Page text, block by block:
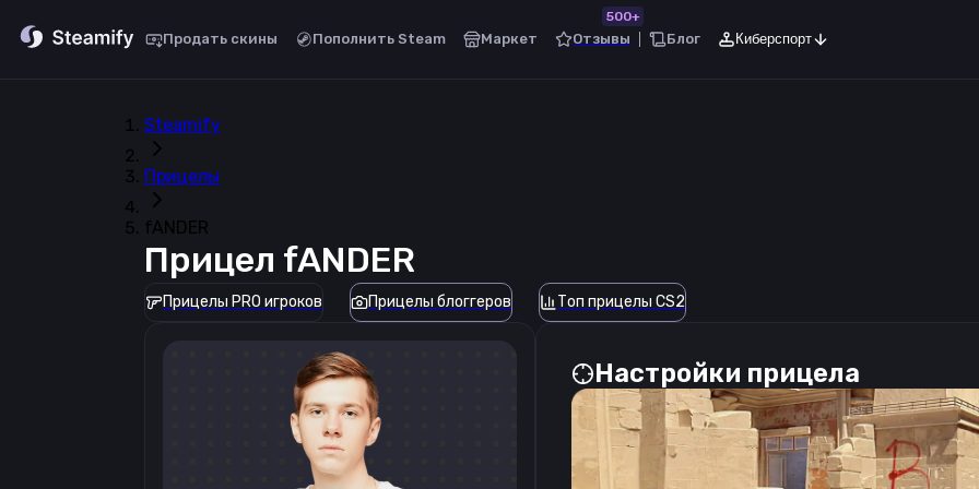
Продать скины Пополнить Steam Маркет Отзывы
500+
Блог Киберспорт
Steamify
Прицелы
fANDER
Прицел fANDER
Прицелы PRO игроков Прицелы блоггеров Топ прицелы CS2
Настройки прицела